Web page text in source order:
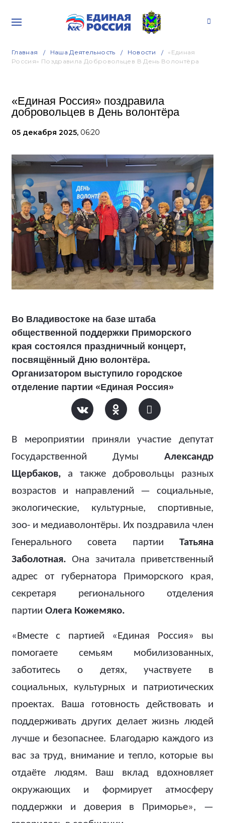
Главная Наша Деятельность Новости
«Единая
Россия» Поздравила Добровольцев В День Волонтёра
«Единая Россия» поздравила
добровольцев в День волонтёра
05 декабря 2025, 06:20
Во Владивостоке на базе штаба
общественной поддержки Приморского
края состоялся праздничный концерт,
посвящённый Дню волонтёра.
Организатором выступило городское
отделение партии «Единая Россия»
В мероприятии приняли участие депутат
Государственной Думы Александр
Щербаков, а также добровольцы разных
возрастов и направлений — социальные,
экологические, культурные, спортивные,
зоо- и медиаволонтёры. Их поздравила член
Генерального совета партии Татьяна
Заболотная. Она зачитала приветственный
адрес от губернатора Приморского края,
секретаря регионального отделения
партии Олега Кожемяко.
«Вместе с партией «Единая Россия» вы
помогаете семьям мобилизованных,
заботитесь о детях, участвуете в
социальных, культурных и патриотических
проектах. Ваша готовность действовать и
поддерживать других делает жизнь людей
лучше и безопаснее. Благодарю каждого из
вас за труд, внимание и тепло, которые вы
отдаёте людям. Ваш вклад вдохновляет
окружающих и формирует атмосферу
поддержки и доверия в Приморье», —